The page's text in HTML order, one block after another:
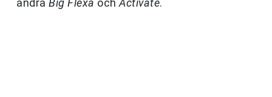
andra Big Flexa ochActivate.